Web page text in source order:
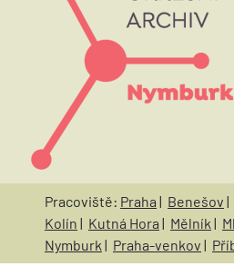
Pracoviště: Praha | Benešov |
Kolín | Kutná Hora | Mělník |
Nymburk | Praha-venkov |